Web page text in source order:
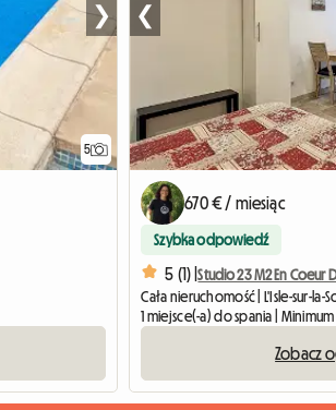
5
❯ ❮
670 € / miesiąc
Szybka odpowiedź
5 (1) |Studio 23 M2 En Coeur
Cała nieruchomość | L'Isle-sur-
1 miejsce(-a) do spania | Minimum
Zobacz